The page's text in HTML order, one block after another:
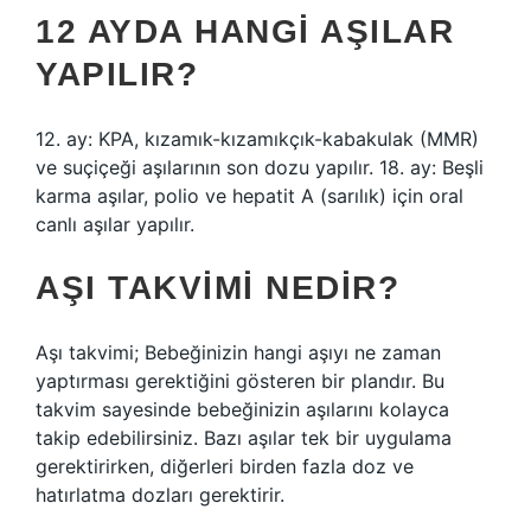
12 AYDA HANGI AŞILAR
YAPILIR?
12. ay: KPA, kızamık-kızamıkçık-kabakulak (MMR)
ve suçiçeği aşılarının son dozu yapılır. 18. ay: Beşli
karma aşılar, polio ve hepatit A (sarılık) için oral
canlı aşılar yapılır.
AŞI TAKVIMI NEDIR?
Aşı takvimi; Bebeğinizin hangi aşıyı ne zaman
yaptırması gerektiğini gösteren bir plandır. Bu
takvim sayesinde bebeğinizin aşılarını kolayca
takip edebilirsiniz. Bazı aşılar tek bir uygulama
gerektirirken, diğerleri birden fazla doz ve
hatırlatma dozları gerektirir.